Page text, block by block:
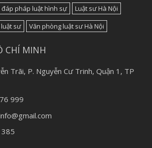
đáp pháp luật hình sự
Luật sư Hà Nội
sư Văn phòng luật sư Hà Nội
CHÍ MINH
Trãi, P. Nguyễn Cư Trinh, Quận 1, TP
999